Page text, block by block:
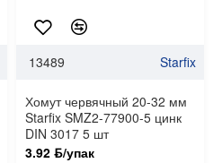
13489 Starfix
Хомут червячный 20-32 мм
Starfix SMZ2-77900-5 цинк
DIN 3017 5 шт
3.92 ƃ/упак